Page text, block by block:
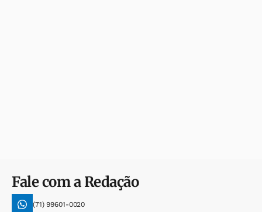
Fale com a Redação
(71) 99601-0020